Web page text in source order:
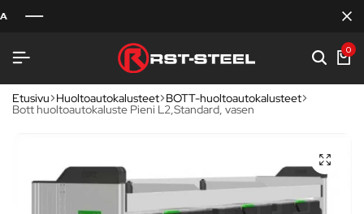
0
Etusivu Huoltoautokalusteet BOTT-huoltoautokalusteet
Bott huoltoautokaluste Pieni L2,Standard, vasen